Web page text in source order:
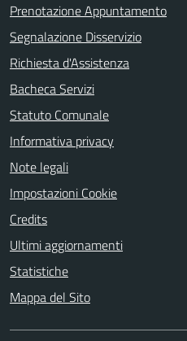
Prenotazione Appuntamento
Segnalazione Disservizio
Richiesta d'Assistenza
Bacheca Servizi
Statuto Comunale
Informativa privacy
Note legali
Impostazioni Cookie
Credits
Ultimi aggiornamenti
Statistiche
Mappa del Sito